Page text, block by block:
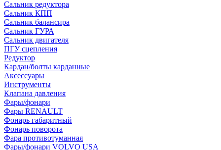
Сальник редуктора
Сальник КПП
Сальник балансира
Сальник ГУРА
Сальник двигателя
ПГУ сцепления
Редуктор
Кардан/болты карданные
Аксессуары
Инструменты
Клапана давления
Фары/фонари
Фары RENAULT
Фонарь габаритный
Фонарь поворота
Фара противотуманная
Фары/фонари VOLVO USA